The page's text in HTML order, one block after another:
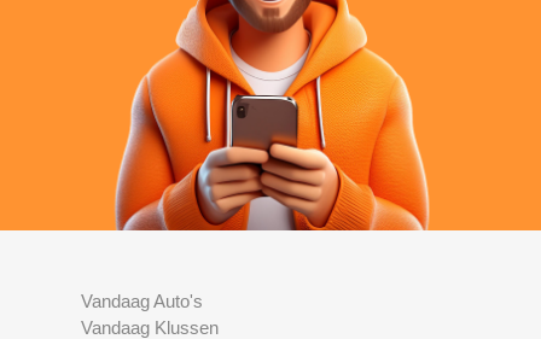
Vandaag Auto's
Vandaag Klussen